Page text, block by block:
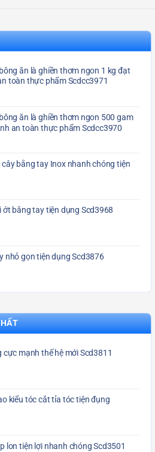
ăn là ghiền thơm ngon 1 kg đạt
toàn thực phẩm Scdcc3971
ăn là ghiền thơm ngon 500 gam
an toàn thực phẩm Scdcc3970
cây bằng tay Inox nhanh chóng tiện
ớt bằng tay tiện dụng Scd3968
nhỏ gọn tiện dụng Scd3876
mạnh thế hệ mới Scd3811
kiểu tóc cắt tỉa tóc tiện đụng
lon tiện lợi nhanh chóng Scd3501